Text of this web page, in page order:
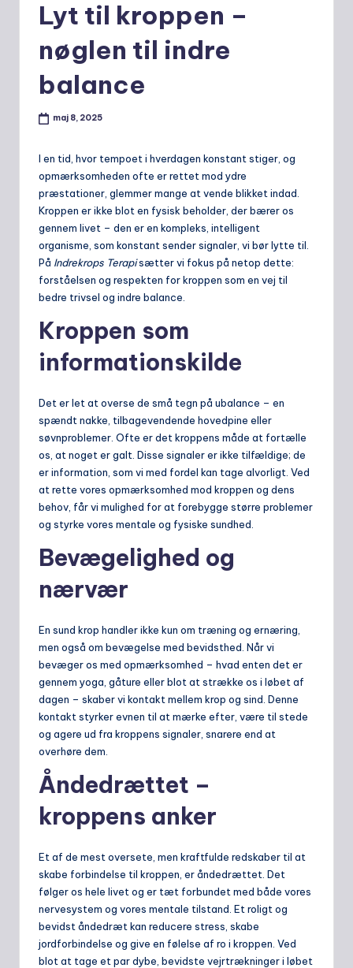
Lyt til kroppen –
nøglen til indre
balance
maj 8, 2025
I en tid, hvor tempoet i hverdagen konstant stiger, og
opmærksomheden ofte er rettet mod ydre
præstationer, glemmer mange at vende blikket indad.
Kroppen er ikke blot en fysisk beholder, der bærer os
gennem livet – den er en kompleks, intelligent
organisme, som konstant sender signaler, vi bør lytte til.
På Indrekrops Terapisætter vi fokus på netop dette:
forståelsen og respekten for kroppen som en vej til
bedre trivsel og indre balance.
Kroppen som
informationskilde
Det er let at overse de små tegn på ubalance – en
spændt nakke, tilbagevendende hovedpine eller
søvnproblemer. Ofte er det kroppens måde at fortælle
os, at noget er galt. Disse signaler er ikke tilfældige; de
er information, som vi med fordel kan tage alvorligt. Ved
at rette vores opmærksomhed mod kroppen og dens
behov, får vi mulighed for at forebygge større problemer
og styrke vores mentale og fysiske sundhed.
Bevægelighed og
nærvær
En sund krop handler ikke kun om træning og ernæring,
men også om bevægelse med bevidsthed. Når vi
bevæger os med opmærksomhed – hvad enten det er
gennem yoga, gåture eller blot at strække os i løbet af
dagen – skaber vi kontakt mellem krop og sind. Denne
kontakt styrker evnen til at mærke efter, være til stede
og agere ud fra kroppens signaler, snarere end at
overhøre dem.
Åndedrættet –
kroppens anker
Et af de mest oversete, men kraftfulde redskaber til at
skabe forbindelse til kroppen, er åndedrættet. Det
følger os hele livet og er tæt forbundet med både vores
nervesystem og vores mentale tilstand. Et roligt og
bevidst åndedræt kan reducere stress, skabe
jordforbindelse og give en følelse af ro i kroppen. Ved
blot at tage et par dybe, bevidste vejrtrækninger i løbet